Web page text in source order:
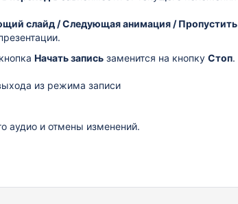
слайд / Следующая анимация / Пропустить
Начать запись заменится на кнопку Стоп.
из режима записи
аудио и отмены изменений.